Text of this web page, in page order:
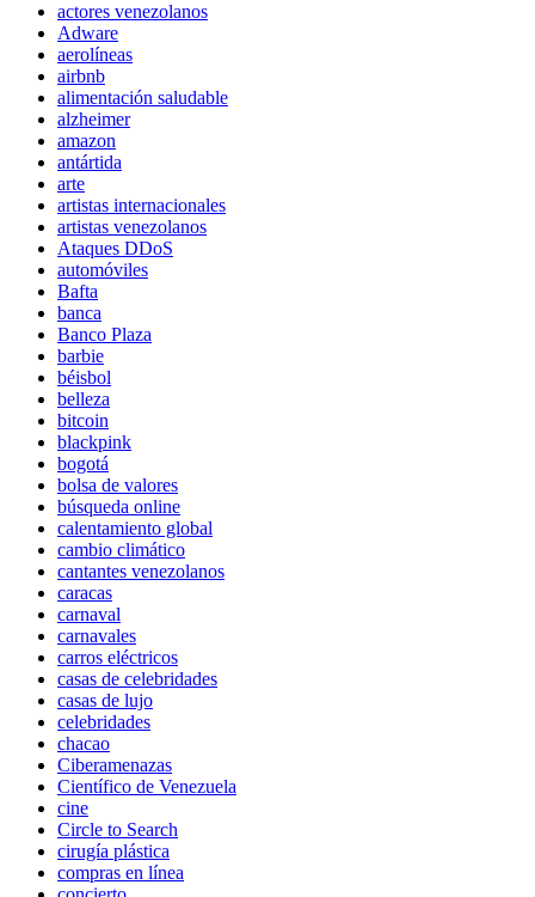
actores venezolanos
Adware
aerolíneas
airbnb
alimentación saludable
alzheimer
amazon
antártida
arte
artistas internacionales
artistas venezolanos
Ataques DDoS
automóviles
Bafta
banca
Banco Plaza
barbie
béisbol
belleza
bitcoin
blackpink
bogotá
bolsa de valores
búsqueda online
calentamiento global
cambio climático
cantantes venezolanos
caracas
carnaval
carnavales
carros eléctricos
casas de celebridades
casas de lujo
celebridades
chacao
Ciberamenazas
Científico de Venezuela
cine
Circle to Search
cirugía plástica
compras en línea